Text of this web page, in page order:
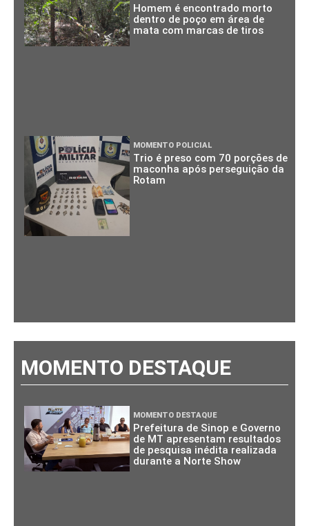
Homem é encontrado morto
dentro de poço em área de
mata com marcas de tiros
MOMENTO POLICIAL
Trio é preso com 70 porções de
maconha após perseguição da
Rotam
MOMENTO DESTAQUE
MOMENTO DESTAQUE
Prefeitura de Sinop e Governo
de MT apresentam resultados
de pesquisa inédita realizada
durante a Norte Show